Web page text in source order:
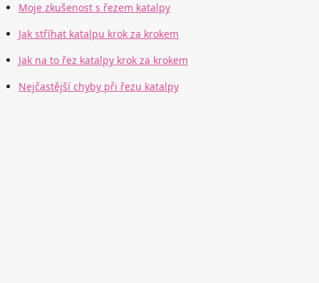
Moje zkušenost s řezem katalpy
Jak stříhat katalpu krok za krokem
Jak na to řez katalpy krok za krokem
Nejčastější chyby při řezu katalpy